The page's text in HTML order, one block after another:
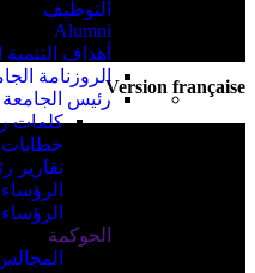
التوظيف
Alumni
أهداف
الروزنامة
رئيس الجامعة
كلمات
تقارير
الرؤساء (1875-
الحوكمة
Version française